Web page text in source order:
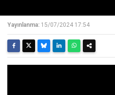
Yayınlanma: 15/07/2024 17:54